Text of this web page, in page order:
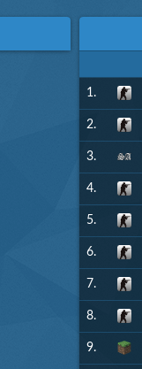
1.
2.
3.
4.
5.
6.
7.
8.
9.